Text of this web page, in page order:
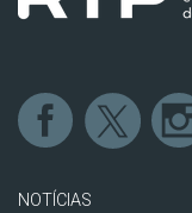
NOTÍCIAS